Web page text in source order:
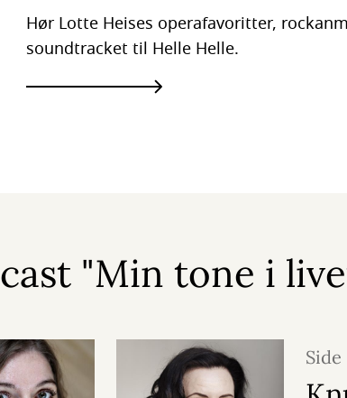
Hør Lotte Heises operafavoritter,
soundtracket til Helle Helle.
"Min tone i
Side